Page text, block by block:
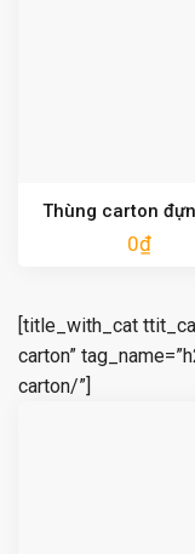
Thùng carton
0₫
[title_with_cat
carton”
carton/”]